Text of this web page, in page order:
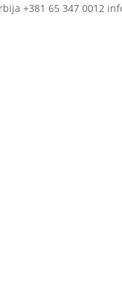
+381 65 347 0012